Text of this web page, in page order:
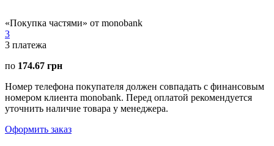
«Покупка частями» от monobank
3
3 платежа
по 174.67 грн
Номер телефона покупателя должен совпадать с финансовым
номером клиента monobank. Перед оплатой рекомендуется
уточнить наличие товара у менеджера.
Оформить заказ